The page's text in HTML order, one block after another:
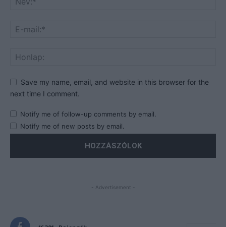
Save my name, email, and website in this browser for the
next time I comment.
Notify me of follow-up comments by email.
Notify me of new posts by email.
- Advertisement -